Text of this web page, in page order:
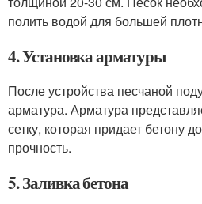
полить водой для большей
4. Установка арматуры
После устройства песчаной
арматура. Арматура
сетку, которая придает бетону
прочность.
5. Заливка бетона